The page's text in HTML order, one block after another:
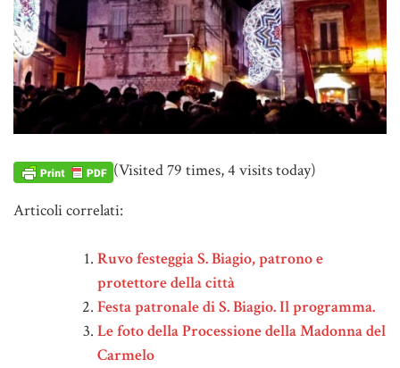
(Visited 79 times, 4 visits today)
Articoli correlati:
Ruvo festeggia S. Biagio, patrono e
protettore della città
Festa patronale di S. Biagio. Il programma.
Le foto della Processione della Madonna del
Carmelo